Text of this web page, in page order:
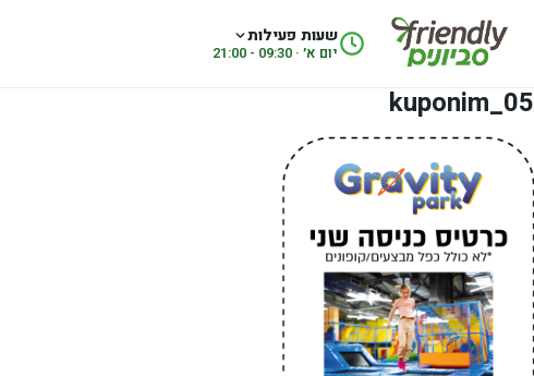
שעות פעילות
יום א׳ · 09:30 - 21:00
kuponim_05